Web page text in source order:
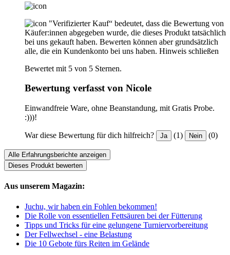
"Verifizierter Kauf“ bedeutet, dass die Bewertung von
Käufer:innen abgegeben wurde, die dieses Produkt tatsächlich
bei uns gekauft haben. Bewerten können aber grundsätzlich
alle, die ein Kundenkonto bei uns haben. Hinweis schließen
Bewertet mit 5 von 5 Sternen.
Bewertung verfasst von Nicole
Einwandfreie Ware, ohne Beanstandung, mit Gratis Probe.
:)))!
War diese Bewertung für dich hilfreich? Ja (1) Nein (0)
Alle Erfahrungsberichte anzeigen
Dieses Produkt bewerten
Aus unserem Magazin:
Juchu, wir haben ein Fohlen bekommen!
Die Rolle von essentiellen Fettsäuren bei der Fütterung
Tipps und Tricks für eine gelungene Turniervorbereitung
Der Fellwechsel - eine Belastung
Die 10 Gebote fürs Reiten im Gelände